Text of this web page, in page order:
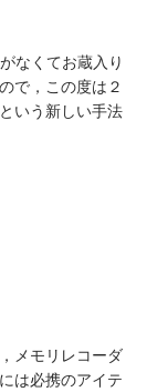
なくてお蔵入り
で，この度は２
いう新しい手法
メモリレコーダ
は必携のアイテ